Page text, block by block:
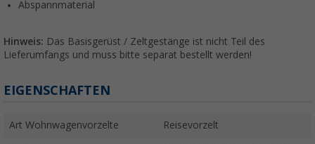
Abspannmaterial
Hinweis: Das Basisgerüst / Zeltgestänge ist nicht Teil des
Lieferumfangs und muss bitte separat bestellt werden!
EIGENSCHAFTEN
Art Wohnwagenvorzelte Reisevorzelt